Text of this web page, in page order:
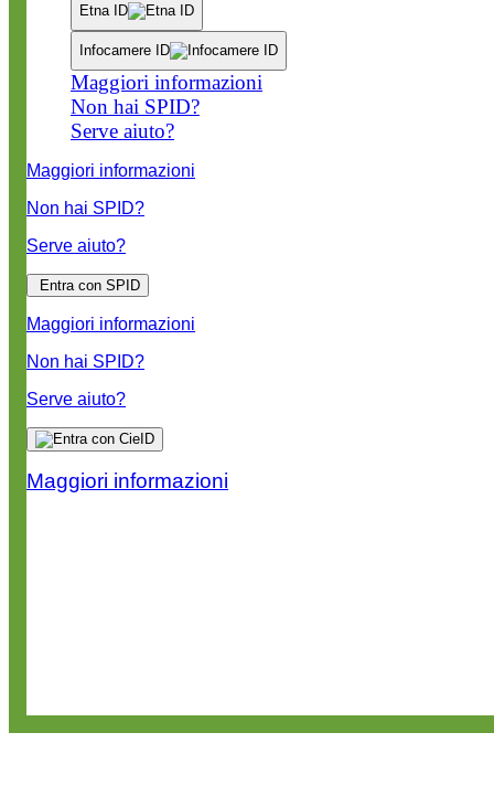
Etna ID
Infocamere ID
Maggiori informazioni
Non hai SPID?
Serve aiuto?
Maggiori informazioni
Non hai SPID?
Serve aiuto?
Entra con SPID
Maggiori informazioni
Non hai SPID?
Serve aiuto?
Maggiori informazioni